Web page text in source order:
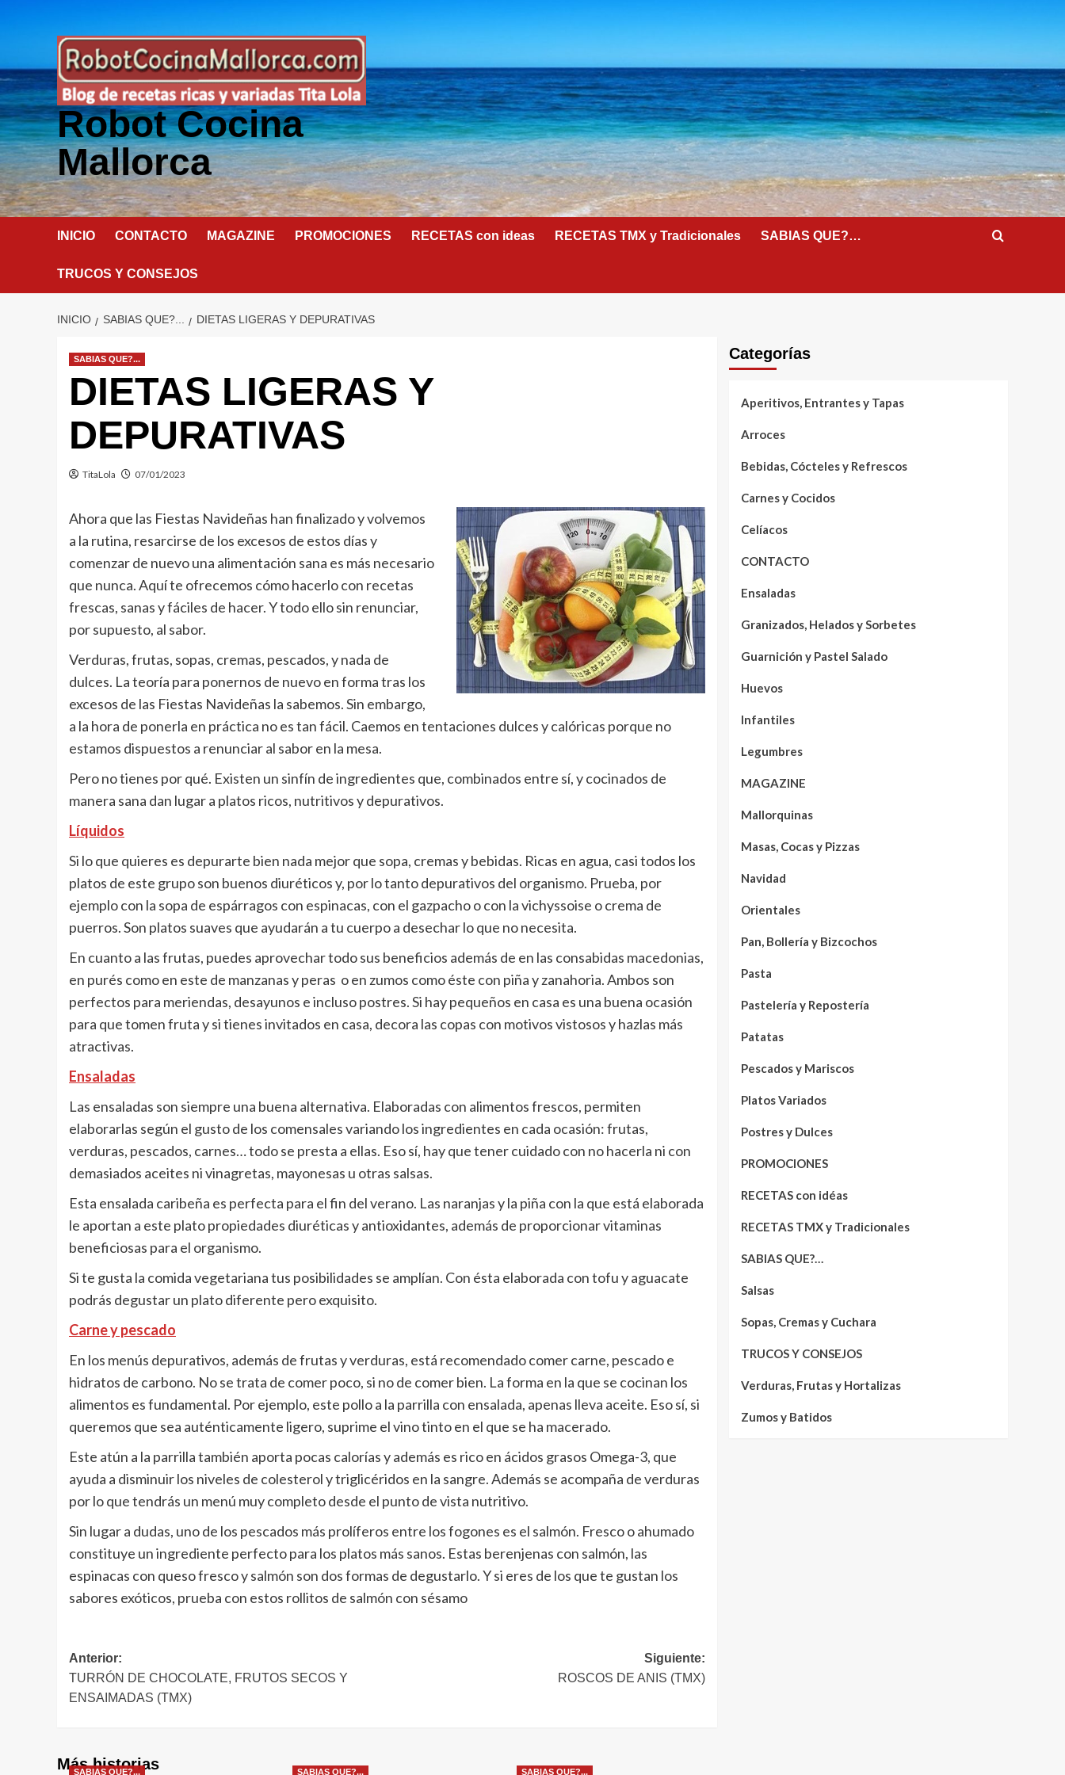
Robot Cocina
Mallorca
INICIO CONTACTO MAGAZINE PROMOCIONES RECETAS con ideas RECETAS TMX y Tradicionales SABIAS QUE?…
TRUCOS Y CONSEJOS
INICIO SABIAS QUE?... DIETAS LIGERAS Y DEPURATIVAS
SABIAS QUE?...
DIETAS LIGERAS Y
DEPURATIVAS
TitaLola 07/01/2023
Ahora que las Fiestas Navideñas han finalizado y volvemos
a la rutina, resarcirse de los excesos de estos días y
comenzar de nuevo una alimentación sana es más necesario
que nunca. Aquí te ofrecemos cómo hacerlo con recetas
frescas, sanas y fáciles de hacer. Y todo ello sin renunciar,
por supuesto, al sabor.
Verduras, frutas, sopas, cremas, pescados, y nada de
dulces. La teoría para ponernos de nuevo en forma tras los
excesos de las Fiestas Navideñas la sabemos. Sin embargo,
a la hora de ponerla en práctica no es tan fácil. Caemos en tentaciones dulces y calóricas porque no
estamos dispuestos a renunciar al sabor en la mesa.
Pero no tienes por qué. Existen un sinfín de ingredientes que, combinados entre sí, y cocinados de
manera sana dan lugar a platos ricos, nutritivos y depurativos.
Líquidos
Si lo que quieres es depurarte bien nada mejor que sopa, cremas y bebidas. Ricas en agua, casi todos los
platos de este grupo son buenos diuréticos y, por lo tanto depurativos del organismo. Prueba, por
ejemplo con la sopa de espárragos con espinacas, con el gazpacho o con la vichyssoise o crema de
puerros. Son platos suaves que ayudarán a tu cuerpo a desechar lo que no necesita.
En cuanto a las frutas, puedes aprovechar todo sus beneficios además de en las consabidas macedonias,
en purés como en este de manzanas y peras o en zumos como éste con piña y zanahoria. Ambos son
perfectos para meriendas, desayunos e incluso postres. Si hay pequeños en casa es una buena ocasión
para que tomen fruta y si tienes invitados en casa, decora las copas con motivos vistosos y hazlas más
atractivas.
Ensaladas
Las ensaladas son siempre una buena alternativa. Elaboradas con alimentos frescos, permiten
elaborarlas según el gusto de los comensales variando los ingredientes en cada ocasión: frutas,
verduras, pescados, carnes… todo se presta a ellas. Eso sí, hay que tener cuidado con no hacerla ni con
demasiados aceites ni vinagretas, mayonesas u otras salsas.
Esta ensalada caribeña es perfecta para el fin del verano. Las naranjas y la piña con la que está elaborada
le aportan a este plato propiedades diuréticas y antioxidantes, además de proporcionar vitaminas
beneficiosas para el organismo.
Si te gusta la comida vegetariana tus posibilidades se amplían. Con ésta elaborada con tofu y aguacate
podrás degustar un plato diferente pero exquisito.
Carne y pescado
En los menús depurativos, además de frutas y verduras, está recomendado comer carne, pescado e
hidratos de carbono. No se trata de comer poco, si no de comer bien. La forma en la que se cocinan los
alimentos es fundamental. Por ejemplo, este pollo a la parrilla con ensalada, apenas lleva aceite. Eso sí, si
queremos que sea auténticamente ligero, suprime el vino tinto en el que se ha macerado.
Este atún a la parrilla también aporta pocas calorías y además es rico en ácidos grasos Omega-3, que
ayuda a disminuir los niveles de colesterol y triglicéridos en la sangre. Además se acompaña de verduras
por lo que tendrás un menú muy completo desde el punto de vista nutritivo.
Sin lugar a dudas, uno de los pescados más prolíferos entre los fogones es el salmón. Fresco o ahumado
constituye un ingrediente perfecto para los platos más sanos. Estas berenjenas con salmón, las
espinacas con queso fresco y salmón son dos formas de degustarlo. Y si eres de los que te gustan los
sabores exóticos, prueba con estos rollitos de salmón con sésamo
Navegación
de
entradas
Anterior:
TURRÓN DE CHOCOLATE, FRUTOS SECOS Y
ENSAIMADAS (TMX)
Siguiente:
ROSCOS DE ANIS (TMX)
Más historias
SABIAS QUE?... SABIAS QUE?... SABIAS QUE?...
Categorías
Aperitivos, Entrantes y Tapas
Arroces
Bebidas, Cócteles y Refrescos
Carnes y Cocidos
Celíacos
CONTACTO
Ensaladas
Granizados, Helados y Sorbetes
Guarnición y Pastel Salado
Huevos
Infantiles
Legumbres
MAGAZINE
Mallorquinas
Masas, Cocas y Pizzas
Navidad
Orientales
Pan, Bollería y Bizcochos
Pasta
Pastelería y Repostería
Patatas
Pescados y Mariscos
Platos Variados
Postres y Dulces
PROMOCIONES
RECETAS con idéas
RECETAS TMX y Tradicionales
SABIAS QUE?…
Salsas
Sopas, Cremas y Cuchara
TRUCOS Y CONSEJOS
Verduras, Frutas y Hortalizas
Zumos y Batidos